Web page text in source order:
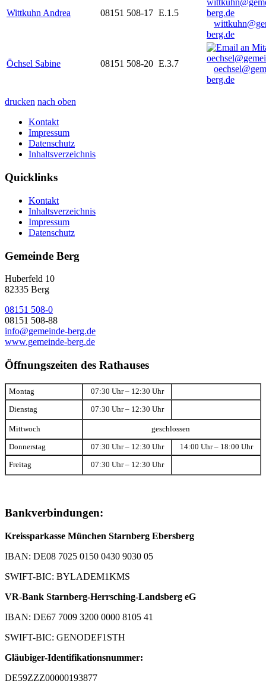
Wittkuhn Andrea 08151 508-17 E.1.5
berg.de
Öchsel Sabine 08151 508-20 E.3.7
berg.de
drucken nach oben
Kontakt
Impressum
Datenschutz
Inhaltsverzeichnis
Quicklinks
Kontakt
Inhaltsverzeichnis
Impressum
Datenschutz
Gemeinde Berg
Huberfeld 10
82335 Berg
08151 508-0
08151 508-88
info@gemeinde-berg.de
www.gemeinde-berg.de
Öffnungszeiten des Rathauses
Montag 07:30 Uhr – 12:30 Uhr
Dienstag 07:30 Uhr – 12:30 Uhr
Mittwoch geschlossen
Donnerstag 07:30 Uhr – 12:30 Uhr 14:00 Uhr – 18:00 Uhr
Freitag 07:30 Uhr – 12:30 Uhr
Bankverbindungen:
Kreissparkasse München Starnberg Ebersberg
IBAN: DE08 7025 0150 0430 9030 05
SWIFT-BIC: BYLADEM1KMS
VR-Bank Starnberg-Herrsching-Landsberg eG
IBAN: DE67 7009 3200 0000 8105 41
SWIFT-BIC: GENODEF1STH
Gläubiger-Identifikationsnummer:
DE59ZZZ00000193877